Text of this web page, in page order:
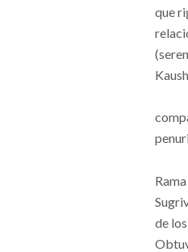
que
de